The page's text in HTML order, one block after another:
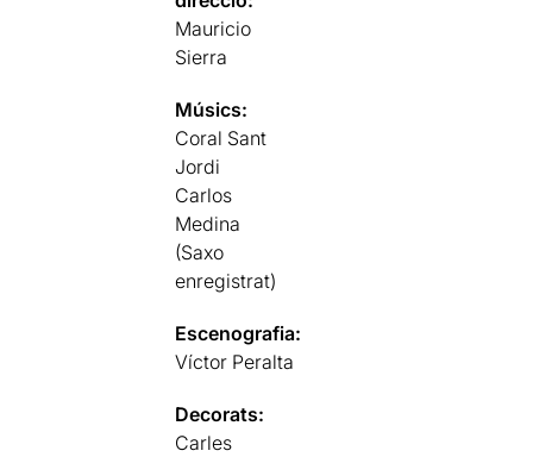
Mauricio
Sierra
Músics:
Coral Sant
Jordi
Carlos
Medina
(Saxo
enregistrat)
Escenografia:
Víctor Peralta
Decorats:
Carles